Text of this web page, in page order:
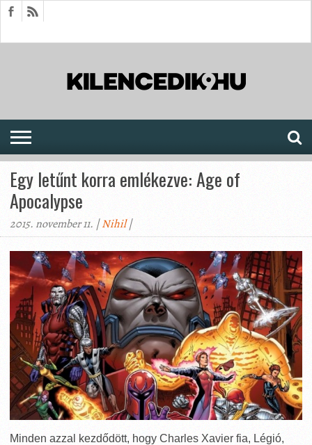
Egy letűnt korra emlékezve: Age of
Apocalypse
2015. november 11. |Nihil|
Minden azzal kezdődött, hogy Charles Xavier fia, Légió,